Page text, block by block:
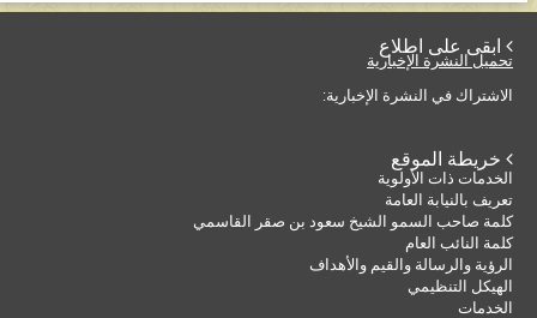
 ابقى على اطلاع
تحميل النشرة الإخبارية
الاشتراك في النشرة الإخبارية:
 خريطة الموقع
الخدمات ذات الأولوية
تعريف بالنيابة العامة
كلمة صاحب السمو الشيخ سعود بن صقر القاسمي
كلمة النائب العام
الرؤية والرسالة والقيم والأهداف
الهيكل التنظيمي
الخدمات